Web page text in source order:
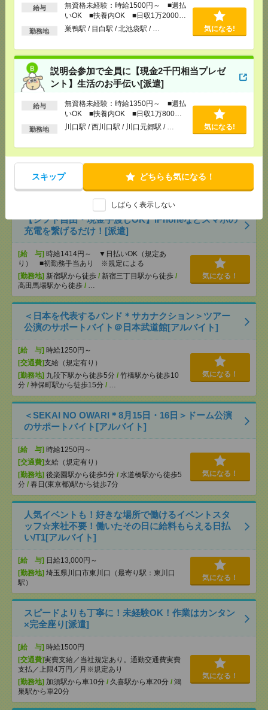
給与
無資格未経験：時給1500円～ ■週払
いOK ■扶養内OK ■日収1万2000円
以上
勤務地 巣鴨駅 / 目白駅 / 北池袋駅 / … 気になる!
説明会参加で全員に【現金2千円相当プレゼ
ント】生活のお手伝い[派遣]
給与
無資格未経験：時給1350円～ ■週払
いOK ■扶養内OK ■日収1万800円
以上
勤務地 川口駅 / 西川口駅 / 川口元郷駅 / … 気になる!
スキップ どちらも気になる！
しばらく表示しない
説明会参加で全員に【現金2千円相当プレゼント】生
活のお手伝い[派遣]
OK ■扶養内OK ■日収1万800円以上
[交通費]
交通費全額支給
[勤務地]
川口駅 /西川口駅/川口元郷駅/…
気になる！
1750円＊【図書館や博物館が好きなかたへ】本に囲
まれてお仕事＊事務[派遣]
[交通費]全額支給
20～25万円
[勤務地]東所沢駅から徒歩10分
所沢駅から民間バ
ス12分
気になる！
【シフト自由・現金手渡しOK】iPhoneなどスマホの
充電を繋げるだけ！[派遣]
[給 与] 時給1414円～ ▼日払いOK（規定あ
り） ■初勤務手当あり ※規定による
[勤務地] 新宿駅から徒歩 / 新宿三丁目駅から徒歩 /
高田馬場駅から徒歩 / …
気になる！
＜日本を代表するバンド＊サカナクション＞ツアー
公演のサポートバイト＠日本武道館[アルバイト]
[給 与] 時給1250円～
[交通費]支給（規定有り）
[勤務地] 九段下駅から徒歩5分 / 竹橋駅から徒歩10
分 / 神保町駅から徒歩15分 / …
気になる！
＜SEKAI NO OWARI＊8月15日・16日＞ドーム公演
のサポートバイト[アルバイト]
[給 与] 時給1250円～
[交通費]支給（規定有り）
[勤務地] 後楽園駅から徒歩5分 / 水道橋駅から徒歩5
分 / 春日(東京都)駅から徒歩7分
気になる！
人気イベントも！好きな場所で働けるイベントスタ
ッフ☆来社不要！働いたその日に給料もらえる日払
い/T1[アルバイト]
[給 与] 日給13,000円～
[勤務地] 埼玉県川口市東川口（最寄り駅：東川口
駅）
気になる！
スピードよりも丁寧に！未経験OK！作業はカンタン
×完全座り[派遣]
[給 与] 時給1500円
[交通費]実費支給／当社規定あり。通勤交通費実費
支払／上限4万円／月※規定あり
[勤務地] 加須駅から車10分 / 久喜駅から車20分 / 鴻
巣駅から車20分
気になる！